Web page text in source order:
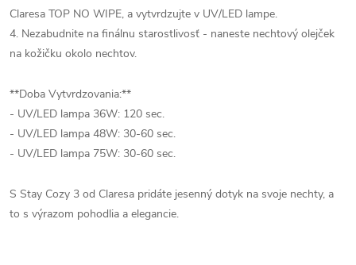
Claresa TOP NO WIPE, a vytvrdzujte v UV/LED lampe.
4. Nezabudnite na finálnu starostlivosť - naneste nechtový olejček
na kožičku okolo nechtov.
**Doba Vytvrdzovania:**
- UV/LED lampa 36W: 120 sec.
- UV/LED lampa 48W: 30-60 sec.
- UV/LED lampa 75W: 30-60 sec.
S Stay Cozy 3 od Claresa pridáte jesenný dotyk na svoje nechty, a
to s výrazom pohodlia a elegancie.